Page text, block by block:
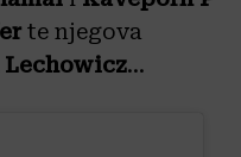
te njegova
Lechowicz…